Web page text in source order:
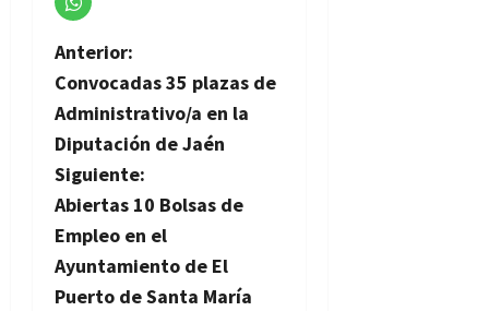
N
a
v
e
g
a
Anterior:
Convocadas 35 plazas de
Administrativo/a en la
Diputación de Jaén
Siguiente:
Abiertas 10 Bolsas de
Empleo en el
Ayuntamiento de El
Puerto de Santa María